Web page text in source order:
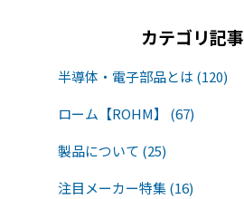
カテゴリ記
半導体・電子部品とは (120)
ローム【ROHM】 (67)
製品について (25)
注目メーカー特集 (16)